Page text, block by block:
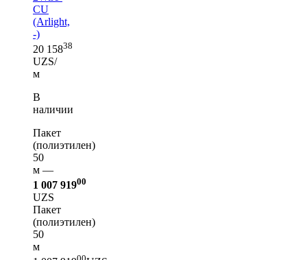
CU
(Arlight,
-)
20 15838
UZS/
м
В
наличии
Пакет
(полиэтилен)
50
м —
1 007 91900
UZS
Пакет
(полиэтилен)
50
м